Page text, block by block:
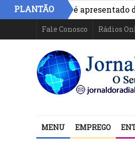
PLANTÃO
na Bahia é apresentado
Fale Conosco Rádios
MENU EMPREGO